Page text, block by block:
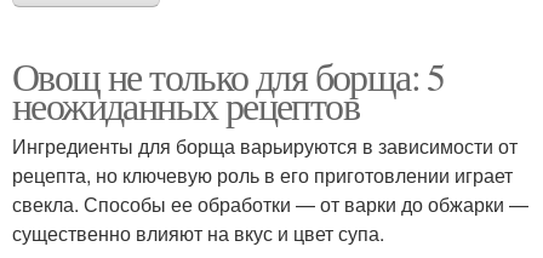
Овощ не только для борща: 5
неожиданных рецептов
Ингредиенты для борща варьируются в зависимости от
рецепта, но ключевую роль в его приготовлении играет
свекла. Способы ее обработки — от варки до обжарки —
существенно влияют на вкус и цвет супа.